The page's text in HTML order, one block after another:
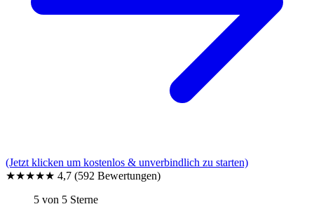
(Jetzt klicken um kostenlos & unverbindlich zu starten)
★★★★★ 4,7 (592 Bewertungen)
5 von 5 Sterne